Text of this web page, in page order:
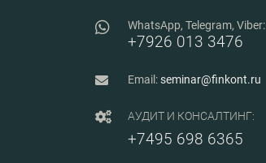
WhatsApp, Telegram, Viber:
+7926 013 3476
Email:seminar@finkont.ru
АУДИТ И КОНСАЛТИНГ:
+7495 698 6365